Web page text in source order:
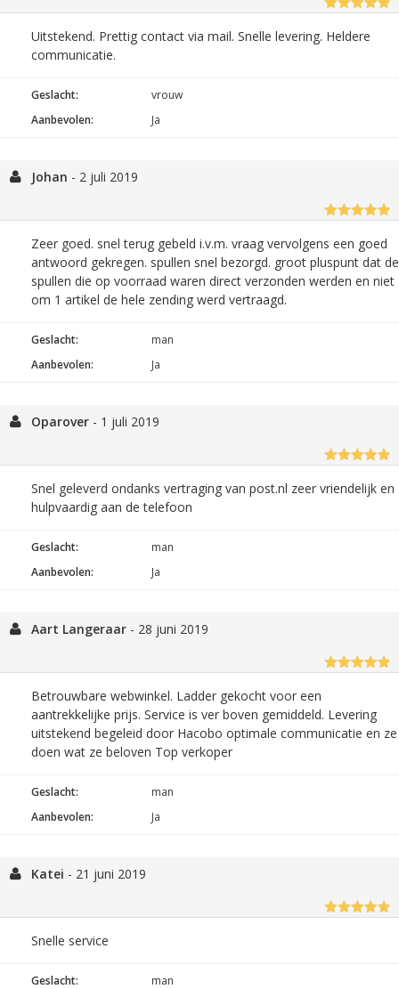
Uitstekend. Prettig contact via mail. Snelle levering. Heldere
communicatie.
Geslacht:
vrouw
Aanbevolen:
Ja
Johan - 2 juli 2019
Zeer goed. snel terug gebeld i.v.m. vraag vervolgens een goed
antwoord gekregen. spullen snel bezorgd. groot pluspunt dat de
spullen die op voorraad waren direct verzonden werden en niet
om 1 artikel de hele zending werd vertraagd.
Geslacht:
man
Aanbevolen:
Ja
Oparover - 1 juli 2019
Snel geleverd ondanks vertraging van post.nl zeer vriendelijk en
hulpvaardig aan de telefoon
Geslacht:
man
Aanbevolen:
Ja
Aart Langeraar - 28 juni 2019
Betrouwbare webwinkel. Ladder gekocht voor een
aantrekkelijke prijs. Service is ver boven gemiddeld. Levering
uitstekend begeleid door Hacobo optimale communicatie en ze
doen wat ze beloven Top verkoper
Geslacht:
man
Aanbevolen:
Ja
Katei - 21 juni 2019
Snelle service
Geslacht: man